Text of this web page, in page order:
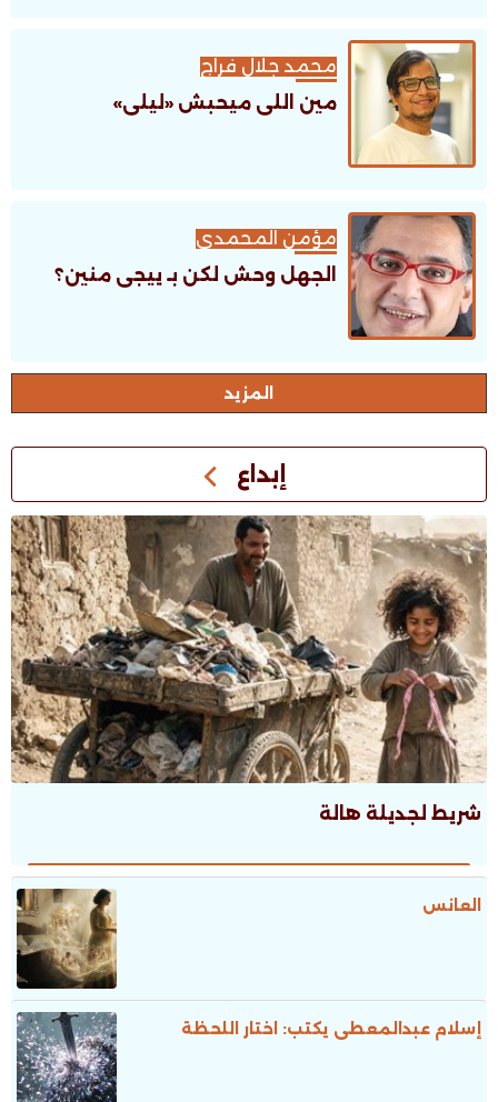
محمد جلال فراج
مين اللى ميحبش «ليلى»
مؤمن المحمدى
الجهل وحش لكن بـ ييجى منين؟
اﻟﻤﺰﻳﺪ
إبداع
شريط لجديلة هالة
العانس
إسلام عبدالمعطى يكتب: اختار اللحظة